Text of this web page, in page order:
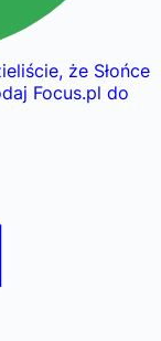
że Słońce
Focus.pl do